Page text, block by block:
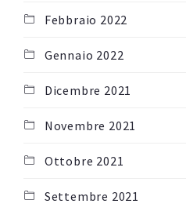
Febbraio 2022
Gennaio 2022
Dicembre 2021
Novembre 2021
Ottobre 2021
Settembre 2021